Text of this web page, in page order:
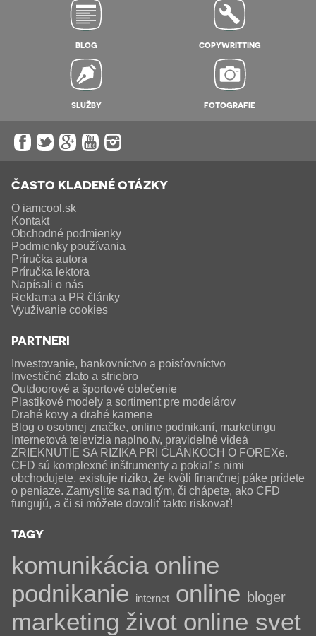
BLOG COPYWRITTING
SLUŽBY FOTOGRAFIE
ČASTO KLADENÉ OTÁZKY
O iamcool.sk
Kontakt
Obchodné podmienky
Podmienky používania
Príručka autora
Príručka lektora
Napísali o nás
Reklama a PR články
Využívanie cookies
PARTNERI
Investovanie, bankovníctvo a poisťovníctvo
Investičné zlato a striebro
Outdoorové a športové oblečenie
Plastikové modely a sortiment pre modelárov
Drahé kovy a drahé kamene
Blog o osobnej značke, online podnikaní, marketingu
Internetová televízia naplno.tv, pravidelné videá
ZRIEKNUTIE SA RIZIKA PRI ČLÁNKOCH O FOREXe.
CFD sú komplexné inštrumenty a pokiaľ s nimi
obchodujete, existuje riziko, že kvôli finančnej páke prídete
o peniaze. Zamyslite sa nad tým, či chápete, ako CFD
fungujú, a či si môžete dovoliť takto riskovať!
TAGY
komunikácia online
podnikanie
internet online bloger
marketing život online svet